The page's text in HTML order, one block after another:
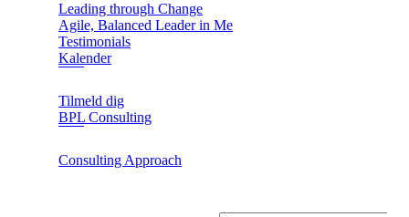
Leading through Change
Agile, Balanced Leader in Me
Testimonials
Kalender
Tilmeld dig
BPL Consulting
Consulting Approach